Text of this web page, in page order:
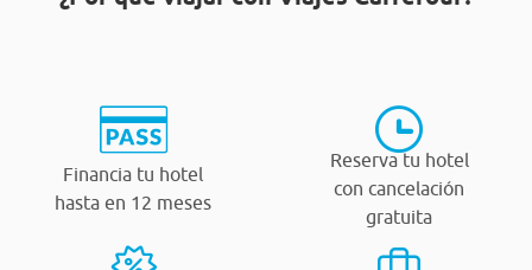
Financia tu hotel
hasta en 12 meses
Reserva tu hotel
con cancelación
gratuita